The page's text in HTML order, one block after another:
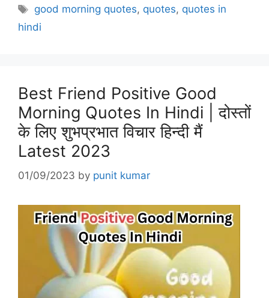
Tags
good morning quotes, quotes, quotes in
hindi
Best Friend Positive Good
Morning Quotes In Hindi | दोस्तों
के लिए शुभप्रभात विचार हिन्दी मैं
Latest 2023
01/09/2023 by punit kumar